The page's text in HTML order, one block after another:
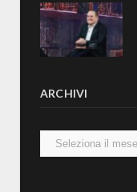
ARCHIVI
Archivi